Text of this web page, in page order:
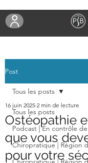
Post
Tous les posts
Podcast | En contrôle
Chiropratique | Région
Tous les posts
Ostéopathie
que vous
pour votre
16 juin 2025 2 min de lecture